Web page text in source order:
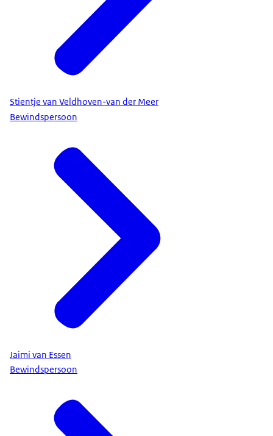
Stientje van Veldhoven-van der Meer
Bewindspersoon
Jaimi van Essen
Bewindspersoon